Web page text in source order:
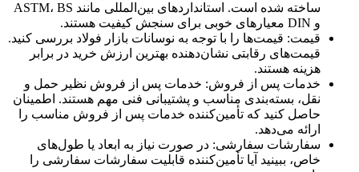
ساخته شده است. استانداردهای بین‌المللی مانند ASTM، BS
و DIN معیارهای خوبی برای سنجش کیفیت هستند.
قیمت: قیمت‌ها را با توجه به نوسانات بازار فولاد بررسی کنید.
قیمت‌های رقابتی نشان‌دهنده بهترین ارزش خرید در برابر
هزینه هستند.
خدمات پس از فروش: خدمات پس از فروش نظیر حمل و
نقل، بسته‌بندی مناسب و پشتیبانی فنی مهم هستند. اطمینان
حاصل کنید که تأمین‌کننده خدمات پس از فروش مناسب را
ارائه می‌دهد.
سفارشات سفارشی: در صورت نیاز به ابعاد یا طول‌های
خاص، ببینید آیا تأمین‌کننده قابلیت سفارشات سفارشی را